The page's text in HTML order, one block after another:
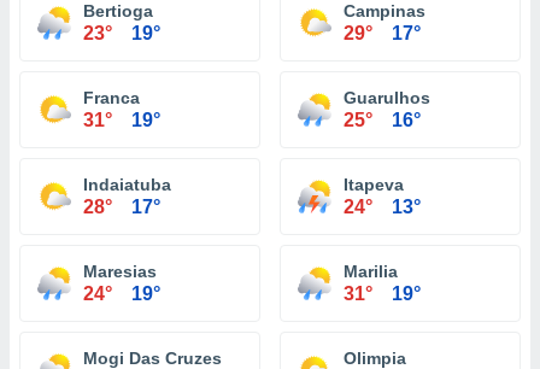
Bertioga
23° 19°
Campinas
29° 17°
Franca
31° 19°
Guarulhos
25° 16°
Indaiatuba
28° 17°
Itapeva
24° 13°
Maresias
24° 19°
Marilia
31° 19°
Mogi Das Cruzes Olimpia